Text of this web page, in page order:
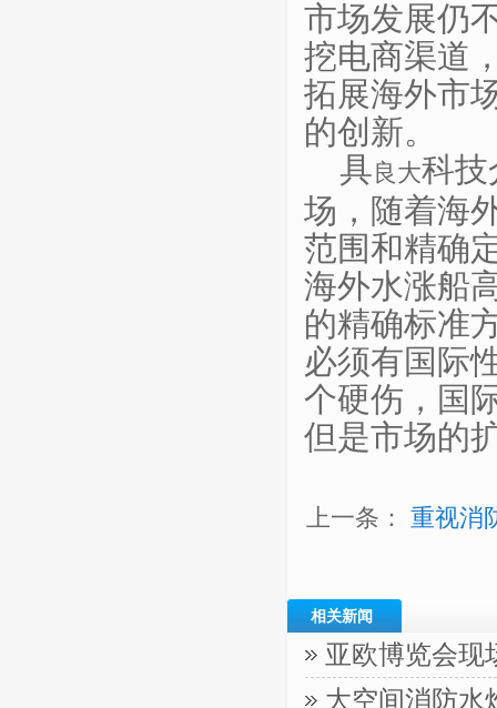
市场发展仍
挖电商渠道
拓展海外市
的创新。
具良大科技
场，随着海
范围和精确
海外水涨船
的精确标准
必须有国际
个硬伤，国
但是市场的
上一条： 重视消
相关新闻
亚欧博览会现
大空间消防水